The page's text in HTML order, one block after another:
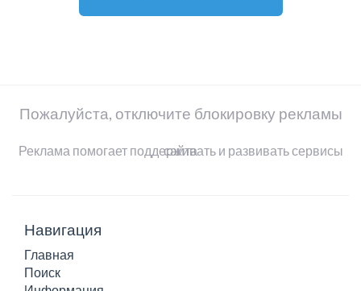
Пожалуйста, отключите блокировку рекламы
Реклама помогает поддерживать и развивать сервисы сайта
Навигация
Главная
Поиск